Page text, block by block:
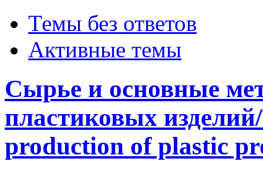
Темы без ответов
Активные темы
Сырье и основные
пластиковых
production of plastic